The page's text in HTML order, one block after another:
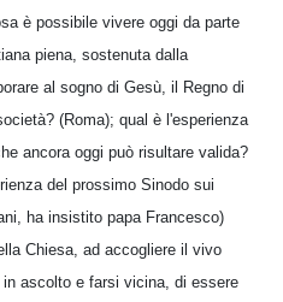
è possibile vivere oggi da parte
piena, sostenuta dalla
al sogno di Gesù, il Regno di
(Roma); qual è l'esperienza
ancora oggi può risultare valida?
del prossimo Sinodo sui
ha insistito papa Francesco)
Chiesa, ad accogliere il vivo
ascolto e farsi vicina, di essere